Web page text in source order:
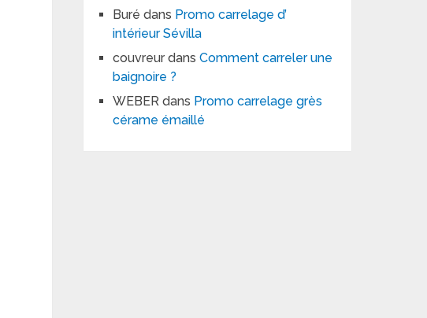
Buré dans Promo carrelage d’
intérieur Sévilla
couvreur dansComment carreler une
baignoire ?
WEBER dans Promo carrelage grès
cérame émaillé